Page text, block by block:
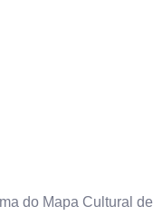
do Mapa Cultural de